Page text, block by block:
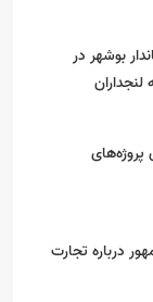
بوشهر در
پروژه‌های
درباره تجارت